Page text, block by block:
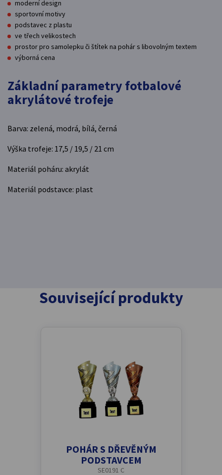
moderní design
sportovní motivy
podstavec z plastu
ve třech velikostech
prostor pro samolepku či štítek na pohár s libovolným textem
výborná cena
Základní parametry fotbalové
akrylátové trofeje
Barva: zelená, modrá, bílá, černá
Výška trofeje: 17,5 / 19,5 / 21 cm
Materiál poháru: akrylát
Materiál podstavce: plast
Související produkty
POHÁR S DŘEVĚNÝM
PODSTAVCEM
SE0191 C